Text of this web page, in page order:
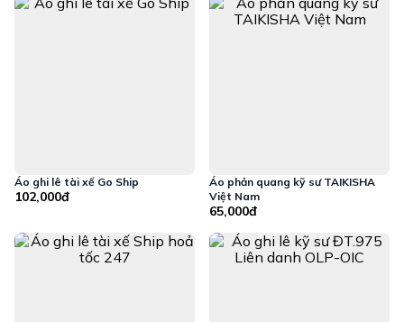
Áo ghi lê tài xế Go Ship
102,000đ
Áo phản quang kỹ sư TAIKISHA
Việt Nam
65,000đ